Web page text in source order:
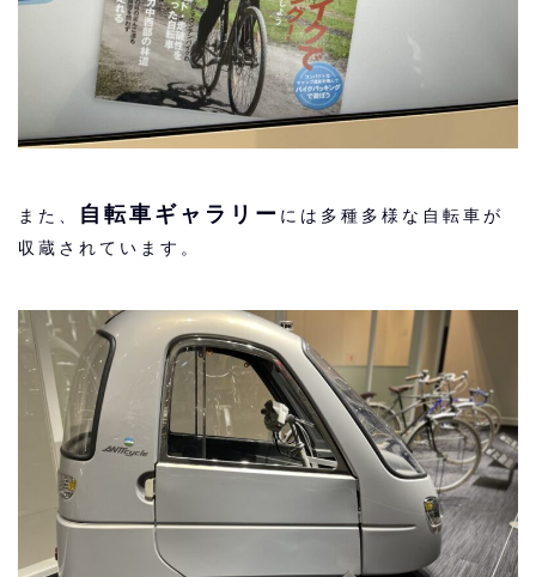
また、 自転車ギャラリー には多種多様な自転車が
収蔵されています。